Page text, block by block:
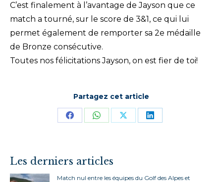
C’est finalement à l’avantage de Jayson que ce
match a tourné, sur le score de 3&1, ce qui lui
permet également de remporter sa 2e médaille
de Bronze consécutive.
Toutes nos félicitations Jayson, on est fier de toi!
Partagez cet article
PartagerPartagerPartagerPartager
Les derniers articles
Match nul entre les équipes du Golf des Alpes et